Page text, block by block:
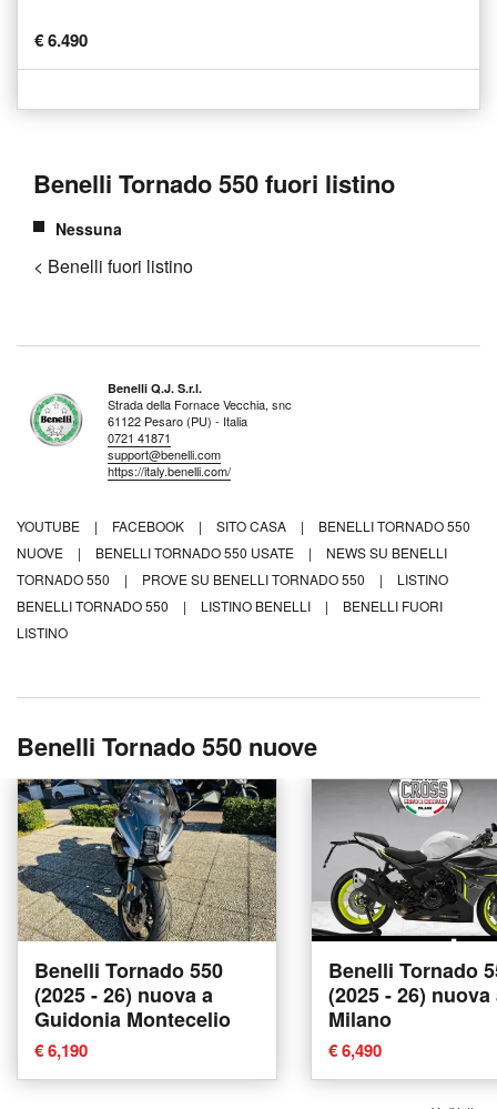
€ 6.490
Benelli Tornado 550 fuori listino
Nessuna
< Benelli fuori listino
Benelli Q.J. S.r.l.
Strada della Fornace Vecchia, snc
61122 Pesaro (PU) - Italia
0721 41871
support@benelli.com
https://italy.benelli.com/
YOUTUBE | FACEBOOK | SITO CASA |
BENELLI TORNADO 550
NUOVE
| BENELLI TORNADO 550 USATE |
NEWS SU BENELLI
TORNADO 550
| PROVE SU BENELLI TORNADO 550 |
LISTINO
BENELLI TORNADO 550
| LISTINO BENELLI |
BENELLI FUORI
LISTINO
Benelli Tornado 550 nuove
Benelli Tornado 550
(2025 - 26) nuova a
Guidonia Montecelio
€ 6,190
Benelli Tornado
(2025 - 26) nuova
Milano
€ 6,490